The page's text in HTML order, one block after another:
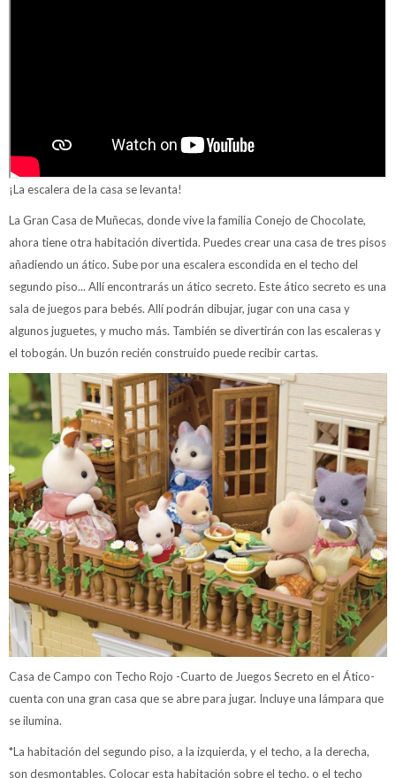
¡La escalera de la casa se levanta!
La Gran Casa de Muñecas, donde vive la familia Conejo de Chocolate,
ahora tiene otra habitación divertida. Puedes crear una casa de tres pisos
añadiendo un ático. Sube por una escalera escondida en el techo del
segundo piso... Allí encontrarás un ático secreto. Este ático secreto es una
sala de juegos para bebés. Allí podrán dibujar, jugar con una casa y
algunos juguetes, y mucho más. También se divertirán con las escaleras y
el tobogán. Un buzón recién construido puede recibir cartas.
Casa de Campo con Techo Rojo -Cuarto de Juegos Secreto en el Ático-
cuenta con una gran casa que se abre para jugar. Incluye una lámpara que
se ilumina.
*La habitación del segundo piso, a la izquierda, y el techo, a la derecha,
son desmontables. Colocar esta habitación sobre el techo, o el techo